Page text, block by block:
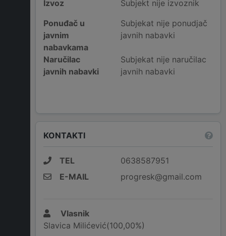
Izvoz
Subjekt nije izvoznik
Ponuđač u
javnim
nabavkama
Subjekat nije ponudjač
javnih nabavki
Naručilac
javnih nabavki
Subjekat nije naručilac
javnih nabavki
KONTAKTI
TEL
0638587951
E-MAIL
progresk@gmail.com
Vlasnik
Slavica Milićević(100,00%)